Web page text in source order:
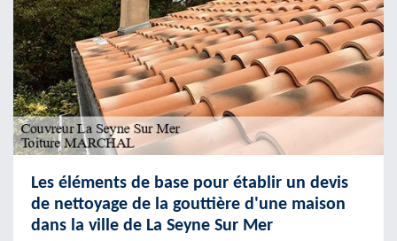
Les éléments de base pour établir un devis
de nettoyage de la gouttière d'une maison
dans la ville de La Seyne Sur Mer